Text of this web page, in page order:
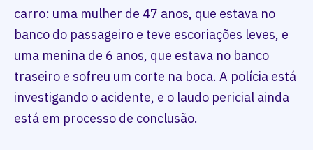
carro: uma mulher de 47 anos, que estava no
banco do passageiro e teve escoriações leves, e
uma menina de 6 anos, que estava no banco
traseiro e sofreu um corte na boca. A polícia está
investigando o acidente, e o laudo pericial ainda
está em processo de conclusão.